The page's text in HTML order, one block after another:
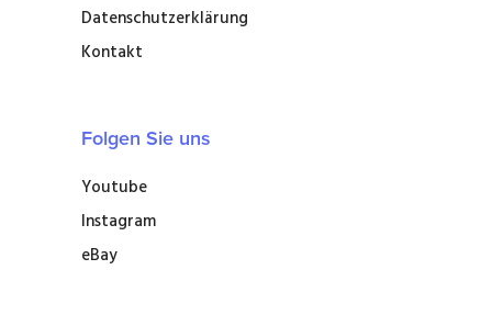
Datenschutzerklärung
Kontakt
Folgen Sie uns
Youtube
Instagram
eBay